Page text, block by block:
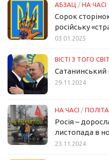
АБЗАЦ / НА ЧАСІ
Сорок
російську
03.01.2025
ВІСТІ З ТОГО
Сатанинський
29.11.2024
НА ЧАСІ /
Росія –
листопада в
23.11.2024